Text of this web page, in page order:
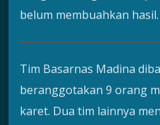
belum membuahkan hasil.
Tim Basarnas Madina
beranggotakan 9 orang
karet. Dua tim lainnya